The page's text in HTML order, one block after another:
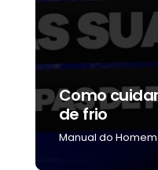
Como
de frio
Manual do